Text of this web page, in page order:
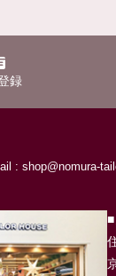
録
: shop@nomura-